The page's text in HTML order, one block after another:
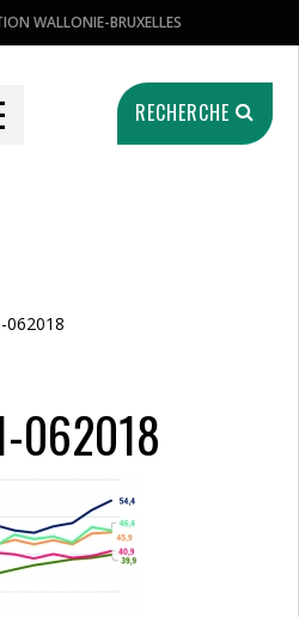
WALLONIE-BRUXELLES
RECHERCHE
062018
062018